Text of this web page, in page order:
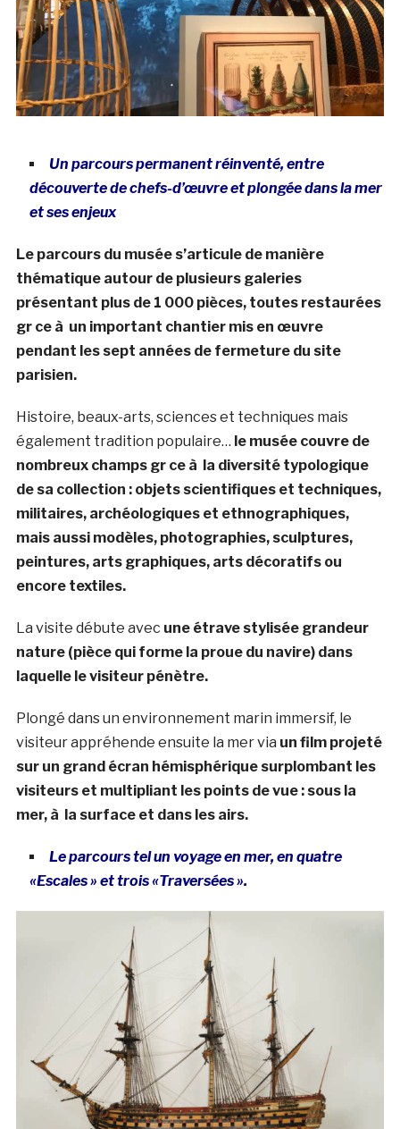
Un parcours permanent réinventé, entre
découverte de chefs-d’œuvre et plongée dans la mer
et ses enjeux
Le parcours du musée s’articule de manière
thématique autour de plusieurs galeries
présentant plus de 1 000 pièces, toutes restaurées
gr ce à un important chantier mis en œuvre
pendant les sept années de fermeture du site
parisien.
Histoire, beaux-arts, sciences et techniques mais
également tradition populaire… le musée couvre de
nombreux champs gr ce à la diversité typologique
de sa collection : objets scientifiques et techniques,
militaires, archéologiques et ethnographiques,
mais aussi modèles, photographies, sculptures,
peintures, arts graphiques, arts décoratifs ou
encore textiles.
La visite débute avec une étrave stylisée grandeur
nature (pièce qui forme la proue du navire) dans
laquelle le visiteur pénètre.
Plongé dans un environnement marin immersif, le
visiteur appréhende ensuite la mer via un film projeté
sur un grand écran hémisphérique surplombant les
visiteurs et multipliant les points de vue : sous la
mer, à la surface et dans les airs.
Le parcours tel un voyage en mer, en quatre
«Escales » et trois «Traversées ».